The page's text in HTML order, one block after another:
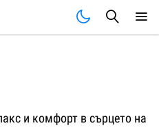
и комфорт в сърцето на